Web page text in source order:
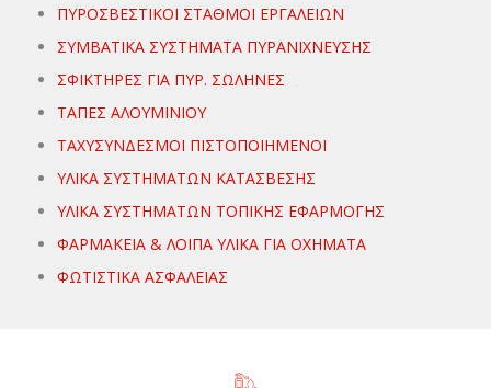
ΠΥΡΟΣΒΕΣΤΙΚΟΙ ΣΤΑΘΜΟΙ ΕΡΓΑΛΕΙΩΝ
ΣΥΜΒΑΤΙΚΑ ΣΥΣΤΗΜΑΤΑ ΠΥΡΑΝΙΧΝΕΥΣΗΣ
ΣΦΙΚΤΗΡΕΣ ΓΙΑ ΠΥΡ. ΣΩΛΗΝΕΣ
ΤΑΠΕΣ ΑΛΟΥΜΙΝΙΟΥ
ΤΑΧΥΣΥΝΔΕΣΜΟΙ ΠΙΣΤΟΠΟΙΗΜΕΝΟΙ
ΥΛΙΚΑ ΣΥΣΤΗΜΑΤΩΝ ΚΑΤΑΣΒΕΣΗΣ
ΥΛΙΚΑ ΣΥΣΤΗΜΑΤΩΝ ΤΟΠΙΚΗΣ ΕΦΑΡΜΟΓΗΣ
ΦΑΡΜΑΚΕΙΑ & ΛΟΙΠΑ ΥΛΙΚΑ ΓΙΑ ΟΧΗΜΑΤΑ
ΦΩΤΙΣΤΙΚΑ ΑΣΦΑΛΕΙΑΣ